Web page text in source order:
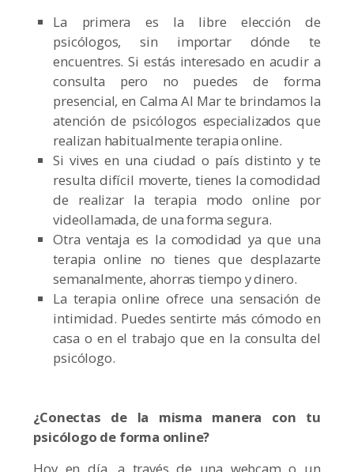
La primera es la libre elección de
psicólogos, sin importar dónde te
encuentres. Si estás interesado en acudir a
consulta pero no puedes de forma
presencial, en Calma Al Mar te brindamos la
atención de psicólogos especializados que
realizan habitualmente terapia online.
Si vives en una ciudad o país distinto y te
resulta difícil moverte, tienes la comodidad
de realizar la terapia modo online por
videollamada, de una forma segura.
Otra ventaja es la comodidad ya que una
terapia online no tienes que desplazarte
semanalmente, ahorras tiempo y dinero.
La terapia online ofrece una sensación de
intimidad. Puedes sentirte más cómodo en
casa o en el trabajo que en la consulta del
psicólogo.
¿Conectas de la misma manera con tu
psicólogo de forma online?